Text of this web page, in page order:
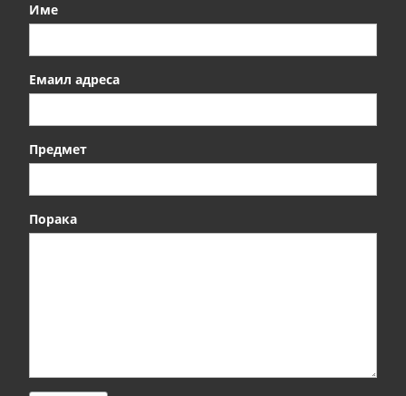
Име
Емаил адреса
Предмет
Порака